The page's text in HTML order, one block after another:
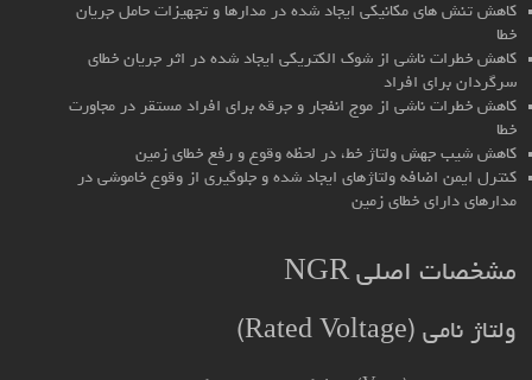
کاهش تنش های مکانیکی ایجاد شده در مدارها و تجهیزات حامل جریان
خطا
کاهش خطرات ناشی از شوک الکتریکی ایجاد شده در اثر جریان خطای
سرگردان برای افراد
کاهش خطرات ناشی از موج انفجار و جرقه برای افراد مستقر در مجاورت
خطا
کاهش شیب جهش ولتاژ خط، در لحظه وقوع و رفع خطای زمین
کنترل ایمن اضافه ولتاژهای ایجاد شده و جلوگیری از وقوع خاموشی در
مدارهای دارای خطای زمین
مشخصات اصلی NGR
ولتاژ نامی (Rated Voltage)